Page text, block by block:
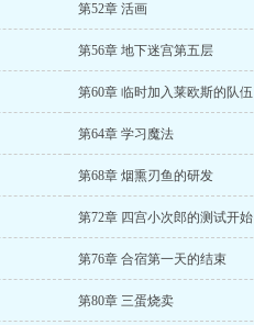
第52章 活画
第56章 地下迷宫第五层
第60章 临时加入莱欧斯的队伍
第64章 学习魔法
第68章 烟熏刃鱼的研发
第72章 四宫小次郎的测试开始
第76章 合宿第一天的结束
第80章 三蛋烧卖